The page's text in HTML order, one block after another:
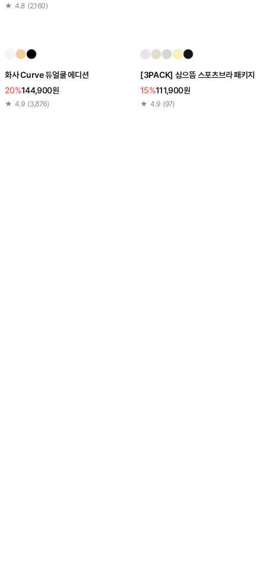
★ 4.8 (2,160)
화사 Curve 듀얼쿨 에디션
20%144,900원
★ 4.9 (3,876)
[3PACK] 심으뜸 스포츠브라 패키지
15%111,900원
★ 4.9 (97)